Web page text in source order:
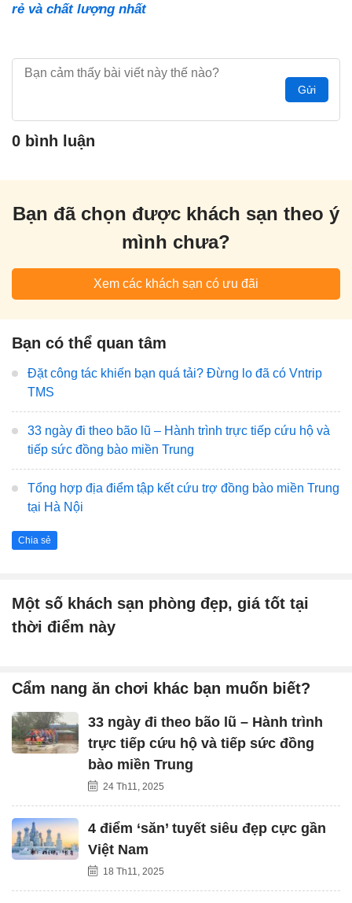
rẻ và chất lượng nhất
Gửi
0 bình luận
Bạn đã chọn được khách sạn theo ý
mình chưa?
Xem các khách sạn có ưu đãi
Bạn có thể quan tâm
Đặt công tác khiến bạn quá tải? Đừng lo đã có Vntrip
TMS
33 ngày đi theo bão lũ – Hành trình trực tiếp cứu hộ và
tiếp sức đồng bào miền Trung
Tổng hợp địa điểm tập kết cứu trợ đồng bào miền Trung
tại Hà Nội
Chia sẻ
Một số khách sạn phòng đẹp, giá tốt tại
thời điểm này
Cẩm nang ăn chơi khác bạn muốn biết?
33 ngày đi theo bão lũ – Hành trình
trực tiếp cứu hộ và tiếp sức đồng
bào miền Trung
24 Th11, 2025
4 điểm ‘săn’ tuyết siêu đẹp cực gần
Việt Nam
18 Th11, 2025